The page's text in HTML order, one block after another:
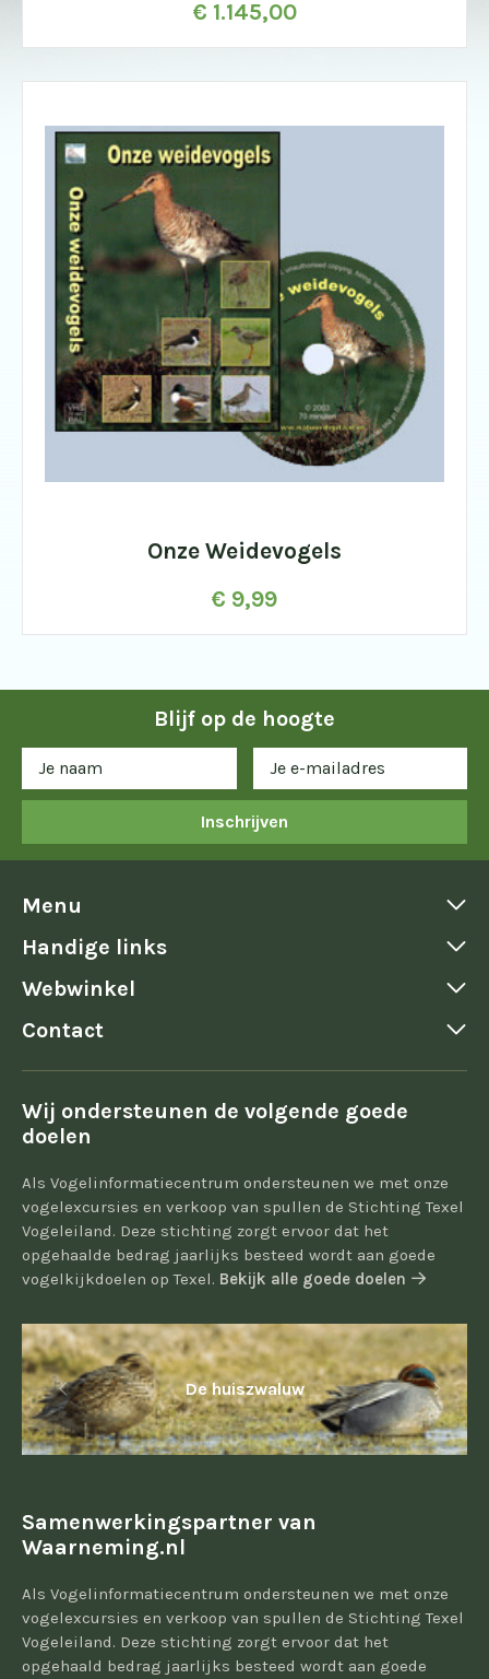
€ 1.145,00
Onze Weidevogels
€ 9,99
Blijf op de hoogte
Inschrijven
Menu
Handige links
Webwinkel
Contact
Wij ondersteunen de volgende goede
doelen
Als Vogelinformatiecentrum ondersteunen we met onze
vogelexcursies en verkoop van spullen de Stichting Texel
Vogeleiland. Deze stichting zorgt ervoor dat het
opgehaalde bedrag jaarlijks besteed wordt aan goede
vogelkijkdoelen op Texel. Bekijk alle goede doelen
De huiszwaluw
Samenwerkingspartner van
Waarneming.nl
Als Vogelinformatiecentrum ondersteunen we met onze
vogelexcursies en verkoop van spullen de Stichting Texel
Vogeleiland. Deze stichting zorgt ervoor dat het
opgehaald bedrag jaarlijks besteed wordt aan goede